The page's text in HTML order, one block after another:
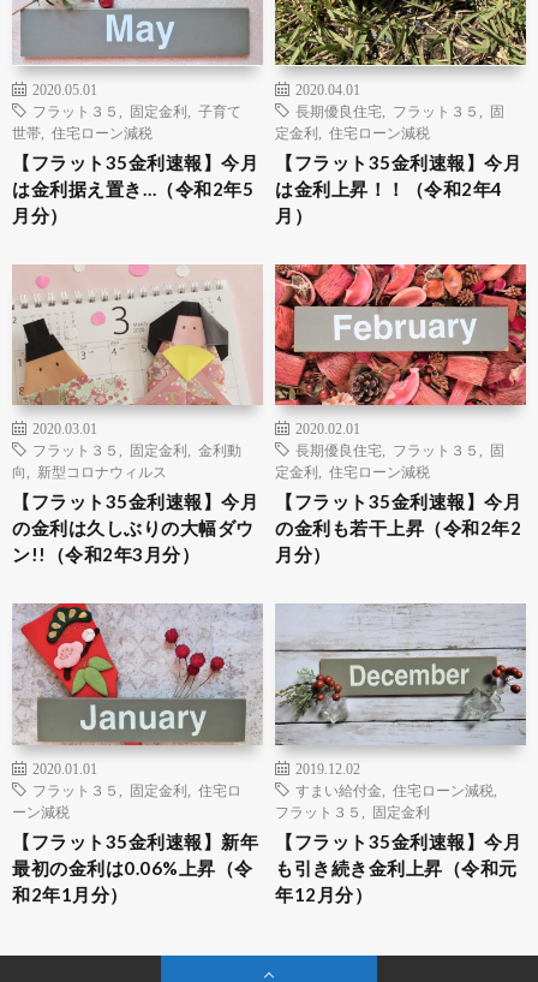
2020.05.01
フラット３５
固定金利
子育て
世帯
住宅ローン減税
【フラット35金利速報】今月
は金利据え置き…（令和2年5
月分）
2020.04.01
長期優良住宅
フラット３５
固
定金利
住宅ローン減税
【フラット35金利速報】今月
は金利上昇！！（令和2年4
月）
2020.03.01
フラット３５
固定金利
金利動
向
新型コロナウィルス
【フラット35金利速報】今月
の金利は久しぶりの大幅ダウ
ン!!（令和2年3月分）
2020.02.01
長期優良住宅
フラット３５
固
定金利
住宅ローン減税
【フラット35金利速報】今月
の金利も若干上昇（令和2年2
月分）
2020.01.01
フラット３５
固定金利
住宅ロ
ーン減税
【フラット35金利速報】新年
最初の金利は0.06%上昇（令
和2年1月分）
2019.12.02
すまい給付金
住宅ローン減税
フラット３５
固定金利
【フラット35金利速報】今月
も引き続き金利上昇（令和元
年12月分）